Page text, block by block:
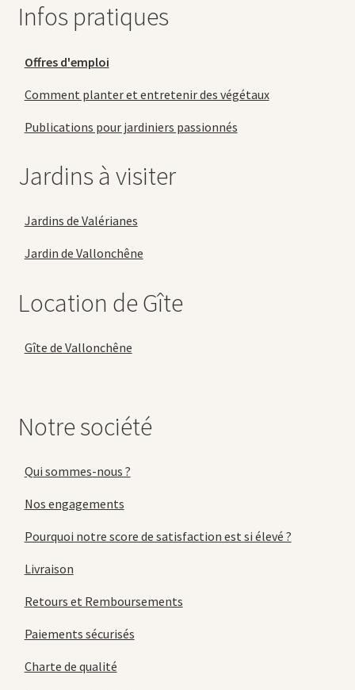
Infos pratiques
Offres d'emploi
Comment planter et entretenir des végétaux
Publications pour jardiniers passionnés
Jardins à visiter
Jardins de Valérianes
Jardin de Vallonchêne
Location de Gîte
Gîte de Vallonchêne
Notre société
Qui sommes-nous ?
Nos engagements
Pourquoi notre score de satisfaction est si élevé ?
Livraison
Retours et Remboursements
Paiements sécurisés
Charte de qualité